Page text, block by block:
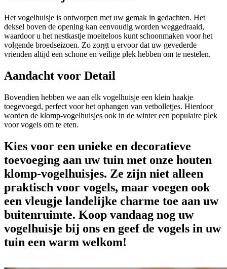
Het vogelhuisje is ontworpen met uw gemak in gedachten. Het
deksel boven de opening kan eenvoudig worden weggedraaid,
waardoor u het nestkastje moeiteloos kunt schoonmaken voor het
volgende broedseizoen. Zo zorgt u ervoor dat uw gevederde
vrienden altijd een schone en veilige plek hebben om te nestelen.
Aandacht voor Detail
Bovendien hebben we aan elk vogelhuisje een klein haakje
toegevoegd, perfect voor het ophangen van vetbolletjes. Hierdoor
worden de klomp-vogelhuisjes ook in de winter een populaire plek
voor vogels om te eten.
Kies voor een unieke en decoratieve
toevoeging aan uw tuin met onze houten
klomp-vogelhuisjes. Ze zijn niet alleen
praktisch voor vogels, maar voegen ook
een vleugje landelijke charme toe aan uw
buitenruimte. Koop vandaag nog uw
vogelhuisje bij ons en geef de vogels in uw
tuin een warm welkom!